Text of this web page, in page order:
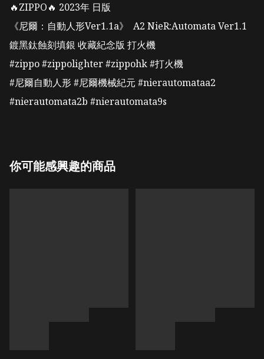
🔥ZIPPO🔥 2023年 日版
《尼爾：自動人形Ver1.1a》  A2 NieR:Automata Ver1.1
鍍黑鈦蝕刻填銀 收藏紀念版 打火機
#zippo #zippolighter #zippohk #打火機
#尼爾自動人形 #尼爾機械紀元 #nierautomataa2
#nierautomata2b #nierautomata9s
你可能感興趣的商品